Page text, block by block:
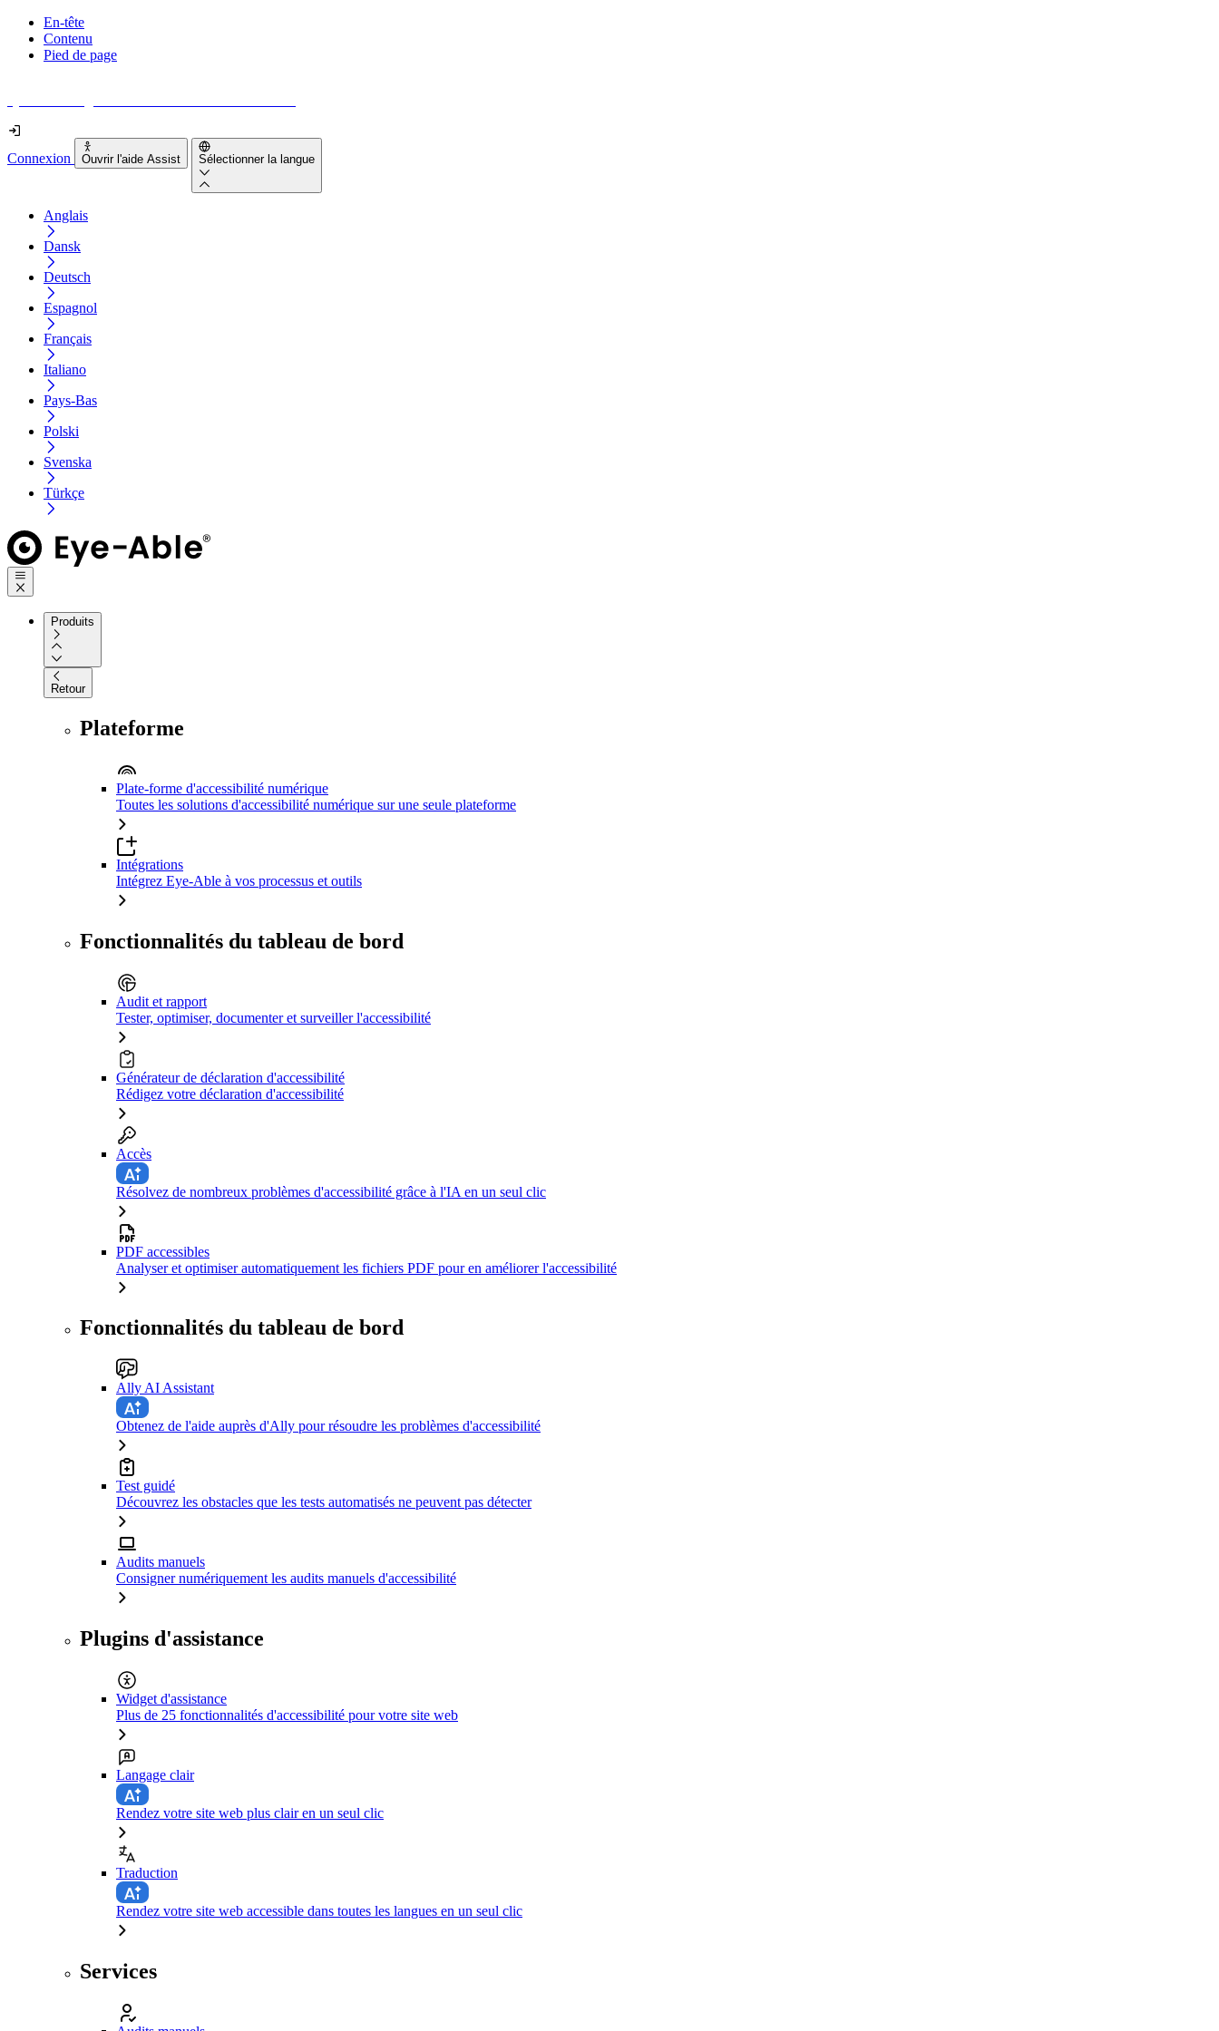
En-tête
Contenu
Pied de page
Connexion Ouvrir l'aide Assist Sélectionner la langue
Anglais
Dansk
Deutsch
Espagnol
Français
Italiano
Pays-Bas
Polski
Svenska
Türkçe
Produits
Retour
Plateforme
Plate-forme d'accessibilité numérique
Toutes les solutions d'accessibilité numérique sur une seule plateforme
Intégrations
Intégrez Eye-Able à vos processus et outils
Fonctionnalités du tableau de bord
Audit et rapport
Tester, optimiser, documenter et surveiller l'accessibilité
Générateur de déclaration d'accessibilité
Rédigez votre déclaration d'accessibilité
Accès
Résolvez de nombreux problèmes d'accessibilité grâce à l'IA en un seul clic
PDF accessibles
Analyser et optimiser automatiquement les fichiers PDF pour en améliorer l'accessibilité
Fonctionnalités du tableau de bord
Ally AI Assistant
Obtenez de l'aide auprès d'Ally pour résoudre les problèmes d'accessibilité
Test guidé
Découvrez les obstacles que les tests automatisés ne peuvent pas détecter
Audits manuels
Consigner numériquement les audits manuels d'accessibilité
Plugins d'assistance
Widget d'assistance
Plus de 25 fonctionnalités d'accessibilité pour votre site web
Langage clair
Rendez votre site web plus clair en un seul clic
Traduction
Rendez votre site web accessible dans toutes les langues en un seul clic
Services